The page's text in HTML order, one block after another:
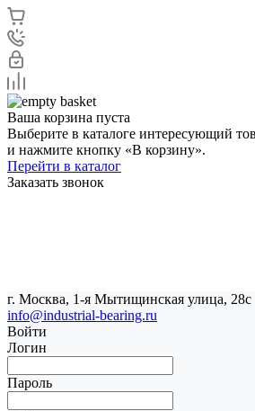
Ваша корзина пуста
Выберите в каталоге интересующий
и нажмите кнопку «В корзину».
Перейти в каталог
Заказать звонок
г. Москва, 1-я Мытищинская улица, 28с
info@industrial-bearing.ru
Войти
Логин
Пароль